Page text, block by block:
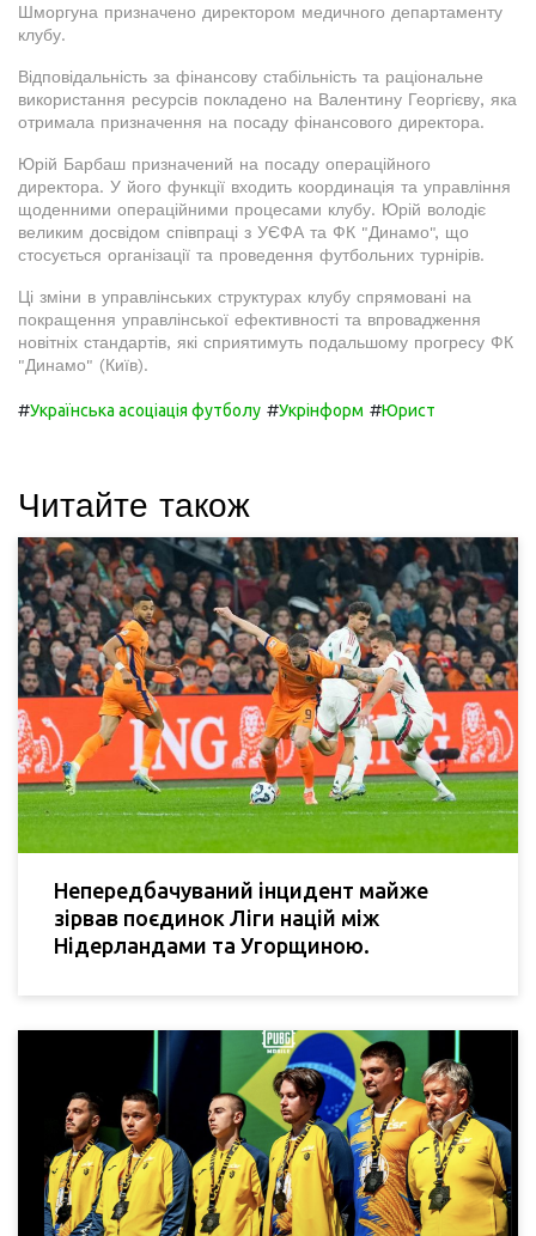
Шморгуна призначено директором медичного департаменту
клубу.
Відповідальність за фінансову стабільність та раціональне
використання ресурсів покладено на Валентину Георгієву, яка
отримала призначення на посаду фінансового директора.
Юрій Барбаш призначений на посаду операційного
директора. У його функції входить координація та управління
щоденними операційними процесами клубу. Юрій володіє
великим досвідом співпраці з УЄФА та ФК "Динамо", що
стосується організації та проведення футбольних турнірів.
Ці зміни в управлінських структурах клубу спрямовані на
покращення управлінської ефективності та впровадження
новітніх стандартів, які сприятимуть подальшому прогресу ФК
"Динамо" (Київ).
#Українська асоціація футболу #Укрінформ #Юрист
Читайте також
Непередбачуваний інцидент майже
зірвав поєдинок Ліги націй між
Нідерландами та Угорщиною.